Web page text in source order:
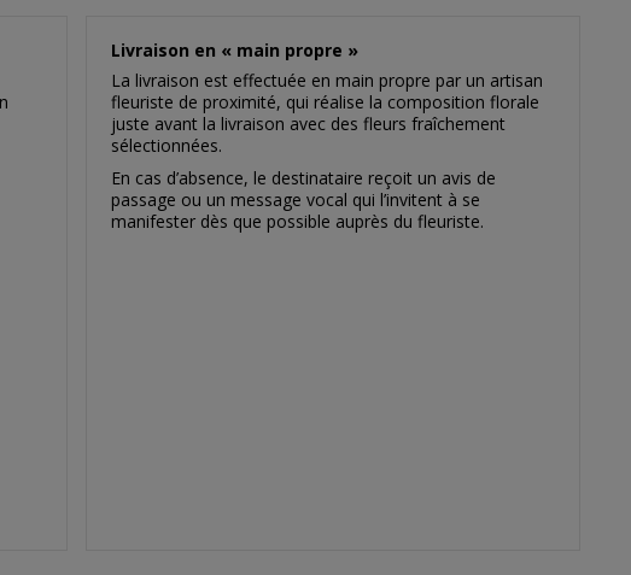
Livraison en « main propre »
La livraison est effectuée en main propre par un artisan
fleuriste de proximité, qui réalise la composition florale
juste avant la livraison avec des fleurs fraîchement
sélectionnées.
En cas d’absence, le destinataire reçoit un avis de
passage ou un message vocal qui l’invitent à se
manifester dès que possible auprès du fleuriste.